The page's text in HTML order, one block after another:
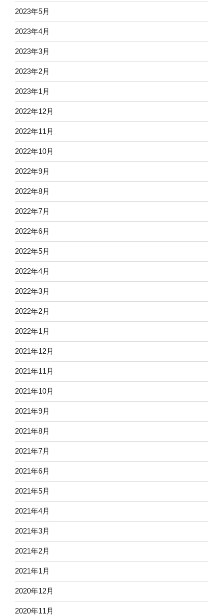
2023年5月
2023年4月
2023年3月
2023年2月
2023年1月
2022年12月
2022年11月
2022年10月
2022年9月
2022年8月
2022年7月
2022年6月
2022年5月
2022年4月
2022年3月
2022年2月
2022年1月
2021年12月
2021年11月
2021年10月
2021年9月
2021年8月
2021年7月
2021年6月
2021年5月
2021年4月
2021年3月
2021年2月
2021年1月
2020年12月
2020年11月